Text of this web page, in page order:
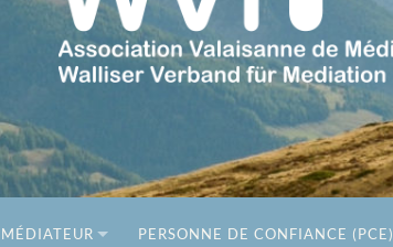
Association
Valaisanne
de
Médiation
PERSONNE DE CONFIANCE (PCE)